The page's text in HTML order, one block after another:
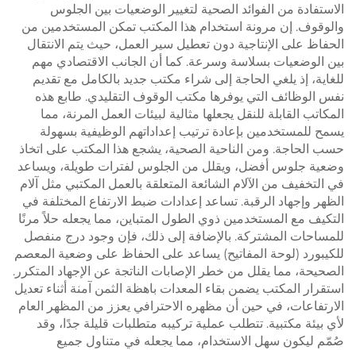
الاستفادة من الفوائد الصحية لتغيير الوضعيات بين الجلوس
والوقوف. إن مرونة استخدام هذا المكتب تمكن المستخدمين من
الحفاظ على الإنتاجية دون تعطيل سير العمل، حيث يتم الانتقال
بين الوضعيات بسلاسة وسرعة. كما أن الجانب الاقتصادي مهم
للغاية، إذ يلغي الحاجة إلى شراء مكتب جديد بالكامل مع تقديم
نفس الوظائف التي يوفرها مكتب الوقوف التقليدي. طابع هذه
المكاتب القابلة للنقل يجعلها مثالية لبيئات العمل المرنة، مما
يسمح للمستخدمين بإعادة ترتيب إعداداتهم الوظيفية بسهولة
حسب الحاجة. ومن الناحية الصحية، يشجع هذا المكتب على اتخاذ
وضعية جلوس أفضل، ويقلل من الجلوس لفترات طويلة، ويساعد
في التخفيف من الآلام الشائعة المتعلقة بالعمل المكتبي مثل آلام
الظهر وإجهاد الرقبة. تساعد إعدادات ضبط الارتفاع المختلفة في
التكيف مع المستخدمين ذوي الطول المتباين، مما يجعله حلاً مرنًا
للمساحات المشتركة. بالإضافة إلى ذلك، فإن وجود درج منفصل
للكيبورد (لوحة المفاتيح) يساعد على الحفاظ على وضعية المعصم
الصحيحة، مما يقلل من خطر الإصابات الناتجة عن الإجهاد المتكرر.
استقرار المكتب يضمن بقاء المعدات باهظة الثمن آمنة أثناء تعديل
الارتفاعات، في حين أن مظهره الاحترافي يعزز من المظهر العام
لأي بيئة مكتبية. تتطلب عملية تركيبه متطلبات قليلة جدًا، وقد
صُمّم ليكون سهل الاستخدام، مما يجعله في متناول جميع